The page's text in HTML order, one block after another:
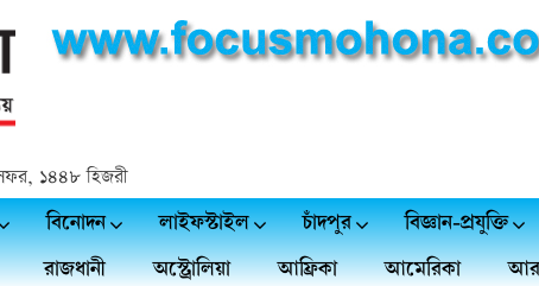
১৪৪৮ হিজরী
বিনোদন লাইফস্টাইল চাঁদপুর বিজ্ঞান-প্রযুক্তি
রাজধানী
অস্ট্রোলিয়া আফ্রিকা আমেরিকা